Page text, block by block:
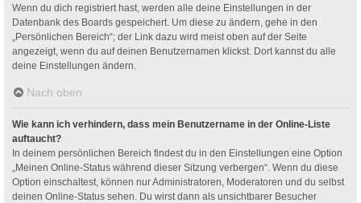
Wenn du dich registriert hast, werden alle deine Einstellungen in der
Datenbank des Boards gespeichert. Um diese zu ändern, gehe in den
„Persönlichen Bereich“; der Link dazu wird meist oben auf der Seite
angezeigt, wenn du auf deinen Benutzernamen klickst. Dort kannst du alle
deine Einstellungen ändern.
Nach oben
Wie kann ich verhindern, dass mein Benutzername in der Online-Liste
auftaucht?
In deinem persönlichen Bereich findest du in den Einstellungen eine Option
„Meinen Online-Status während dieser Sitzung verbergen“. Wenn du diese
Option einschaltest, können nur Administratoren, Moderatoren und du selbst
deinen Online-Status sehen. Du wirst dann als unsichtbarer Besucher